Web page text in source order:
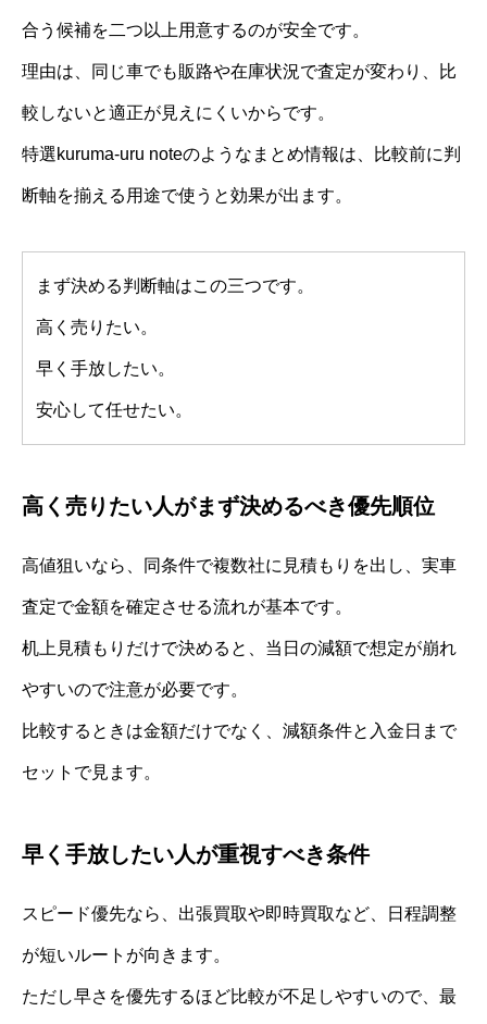
合う候補を二つ以上用意するのが安全です。
理由は、同じ車でも販路や在庫状況で査定が変わり、比
較しないと適正が見えにくいからです。
特選kuruma-uru noteのようなまとめ情報は、比較前に判
断軸を揃える用途で使うと効果が出ます。
まず決める判断軸はこの三つです。
高く売りたい。
早く手放したい。
安心して任せたい。
高く売りたい人がまず決めるべき優先順位
高値狙いなら、同条件で複数社に見積もりを出し、実車
査定で金額を確定させる流れが基本です。
机上見積もりだけで決めると、当日の減額で想定が崩れ
やすいので注意が必要です。
比較するときは金額だけでなく、減額条件と入金日まで
セットで見ます。
早く手放したい人が重視すべき条件
スピード優先なら、出張買取や即時買取など、日程調整
が短いルートが向きます。
ただし早さを優先するほど比較が不足しやすいので、最